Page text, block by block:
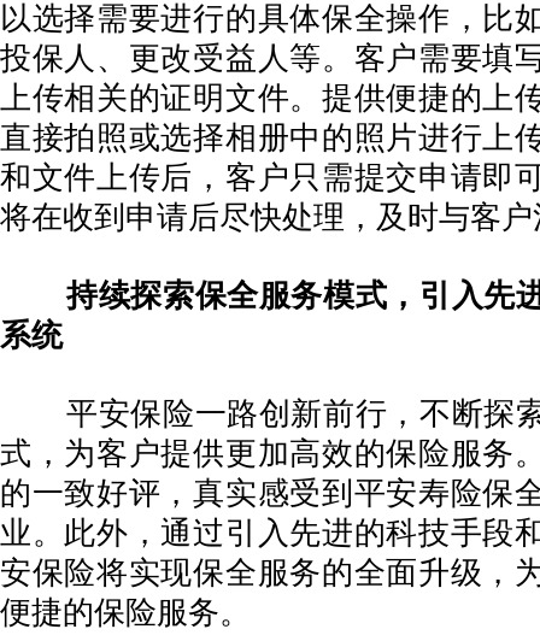
以选择需要进行的具体保全操作，比
投保人、更改受益人等。客户需要填
上传相关的证明文件。提供便捷的上
直接拍照或选择相册中的照片进行上
和文件上传后，客户只需提交申请即
将在收到申请后尽快处理，及时与客
持续探索保全服务模式，引入先
系统
平安保险一路创新前行，不断探
式，为客户提供更加高效的保险服务
的一致好评，真实感受到平安寿险保
业。此外，通过引入先进的科技手段
安保险将实现保全服务的全面升级，
便捷的保险服务。